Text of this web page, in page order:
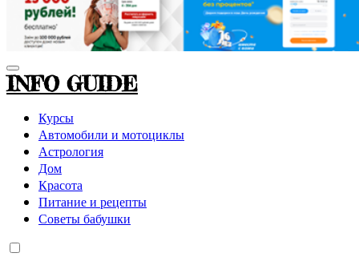
INFO GUIDE
Курсы
Автомобили и мотоциклы
Астрология
Дом
Красота
Питание и рецепты
Советы бабушки